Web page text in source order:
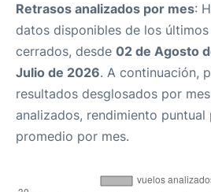
Retrasos analizados por mes:
datos disponibles de los
cerrados, desde 02 de Agosto
Julio de 2026. A continuación,
resultados desglosados por
analizados, rendimiento
promedio por mes.